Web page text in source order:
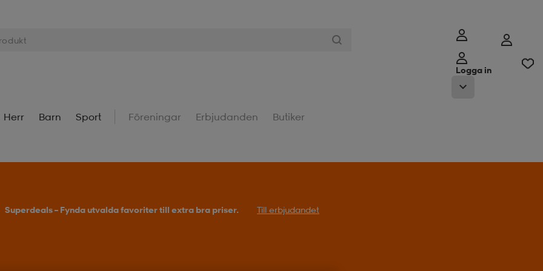
Logga in
Herr Barn Sport Föreningar Erbjudanden Butiker
Superdeals – Fynda utvalda favoriter till extra bra priser. Till erbjudandet